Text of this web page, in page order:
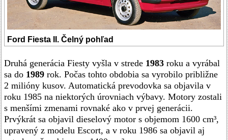
Ford Fiesta II. Čelný pohľad
Druhá generácia Fiesty vyšla v strede 1983 roku a vyrábal
sa do 1989 rok. Počas tohto obdobia sa vyrobilo približne
2 milióny kusov. Automatická prevodovka sa objavila v
roku 1985 na niektorých úrovniach výbavy. Motory zostali
s menšími zmenami rovnaké ako v prvej generácii.
Prvýkrát sa objavil dieselový motor s objemom 1600 cm³,
upravený z modelu Escort, a v roku 1986 sa objavil aj